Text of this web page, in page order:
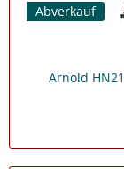
Abverkauf
Arnold